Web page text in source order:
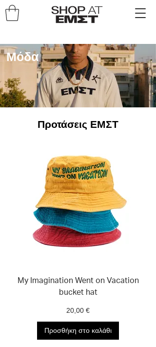
Μόδα
Προτάσεις ΕΜΣΤ
My Imagination Went on Vacation
bucket hat
Τιμή
20,00 €
Προσθήκη στο καλάθι